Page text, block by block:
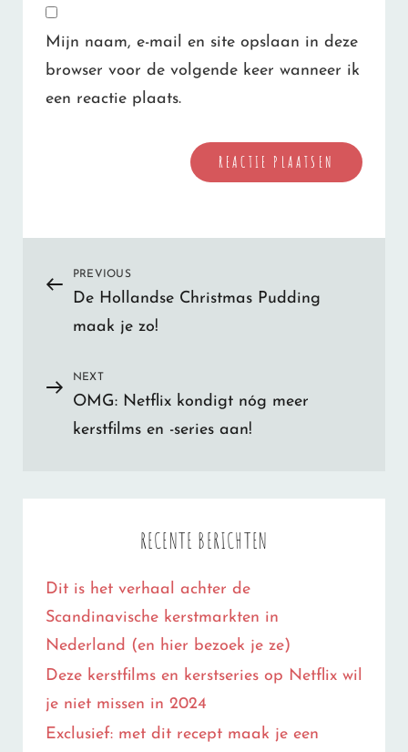
Mijn naam, e-mail en site opslaan in deze
browser voor de volgende keer wanneer ik
een reactie plaats.
Bericht
navigatie
Previous
Post
PREVIOUS
De Hollandse Christmas Pudding
maak je zo!
Next
Post
NEXT
OMG: Netflix kondigt nóg meer
kerstfilms en -series aan!
RECENTE BERICHTEN
Dit is het verhaal achter de
Scandinavische kerstmarkten in
Nederland (en hier bezoek je ze)
Deze kerstfilms en kerstseries op Netflix wil
je niet missen in 2024
Exclusief: met dit recept maak je een